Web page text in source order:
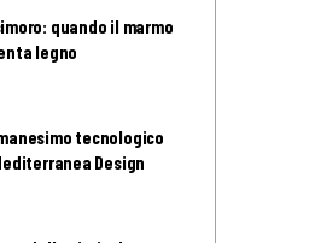
quando il marmo
legno
tecnologico
Design